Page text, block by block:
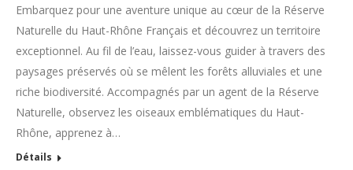
Embarquez pour une aventure unique au cœur de la Réserve
Naturelle du Haut-Rhône Français et découvrez un territoire
exceptionnel. Au fil de l’eau, laissez-vous guider à travers des
paysages préservés où se mêlent les forêts alluviales et une
riche biodiversité. Accompagnés par un agent de la Réserve
Naturelle, observez les oiseaux emblématiques du Haut-
Rhône, apprenez à…
Détails